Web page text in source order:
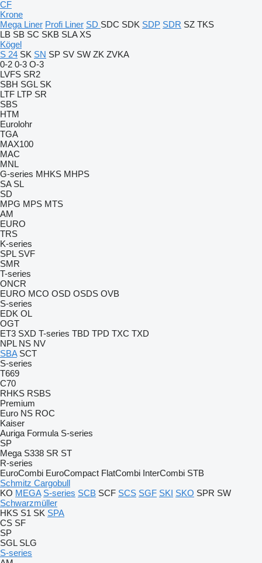
CF
Krone
Mega Liner Profi Liner SD SDC SDK SDP SDR SZ TKS
LB SB SC SKB SLA XS
Kögel
S 24 SK SN SP SV SW ZK ZVKA
0-2 0-3 O-3
LVFS SR2
SBH SGL SK
LTF LTP SR
SBS
HTM
Eurolohr
TGA
MAX100
MAC
MNL
G-series MHKS MHPS
SA SL
SD
MPG MPS MTS
AM
EURO
TRS
K-series
SPL SVF
SMR
T-series
ONCR
EURO MCO OSD OSDS OVB
S-series
EDK OL
OGT
ET3 SXD T-series TBD TPD TXC TXD
NPL NS NV
SBA SCT
S-series
T669
C70
RHKS RSBS
Premium
Euro NS ROC
Kaiser
Auriga Formula S-series
SP
Mega S338 SR ST
R-series
EuroCombi EuroCompact FlatCombi InterCombi STB
Schmitz Cargobull
KO MEGA S-series SCB SCF SCS SGF SKI SKO SPR SW
Schwarzmüller
HKS S1 SK SPA
CS SF
SP
SGL SLG
S-series